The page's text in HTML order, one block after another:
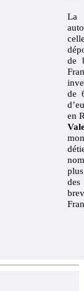
de
de
en
des